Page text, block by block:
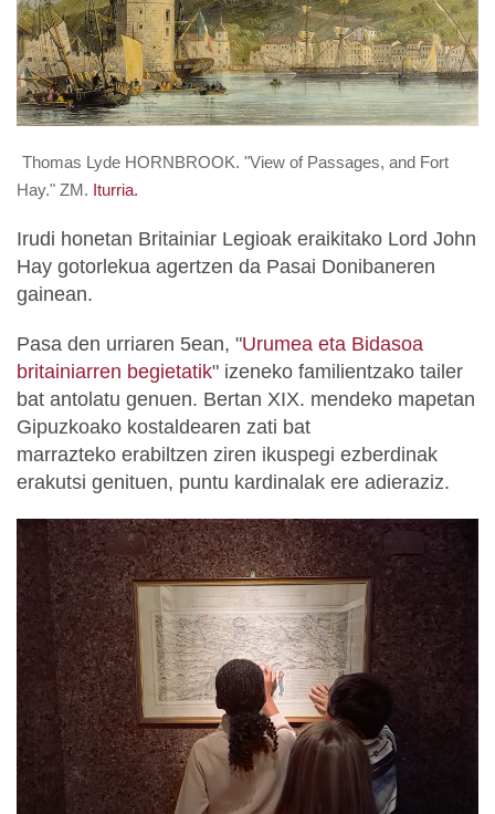
Thomas Lyde HORNBROOK. "View of Passages, and Fort
Hay." ZM. Iturria.
Irudi honetan Britainiar Legioak eraikitako Lord John
Hay gotorlekua agertzen da Pasai Donibaneren
gainean.
Pasa den urriaren 5ean, "Urumea eta Bidasoa
britainiarren begietatik" izeneko familientzako tailer
bat antolatu genuen. Bertan XIX. mendeko mapetan
Gipuzkoako kostaldearen zati bat
marrazteko erabiltzen ziren ikuspegi ezberdinak
erakutsi genituen, puntu kardinalak ere adieraziz.